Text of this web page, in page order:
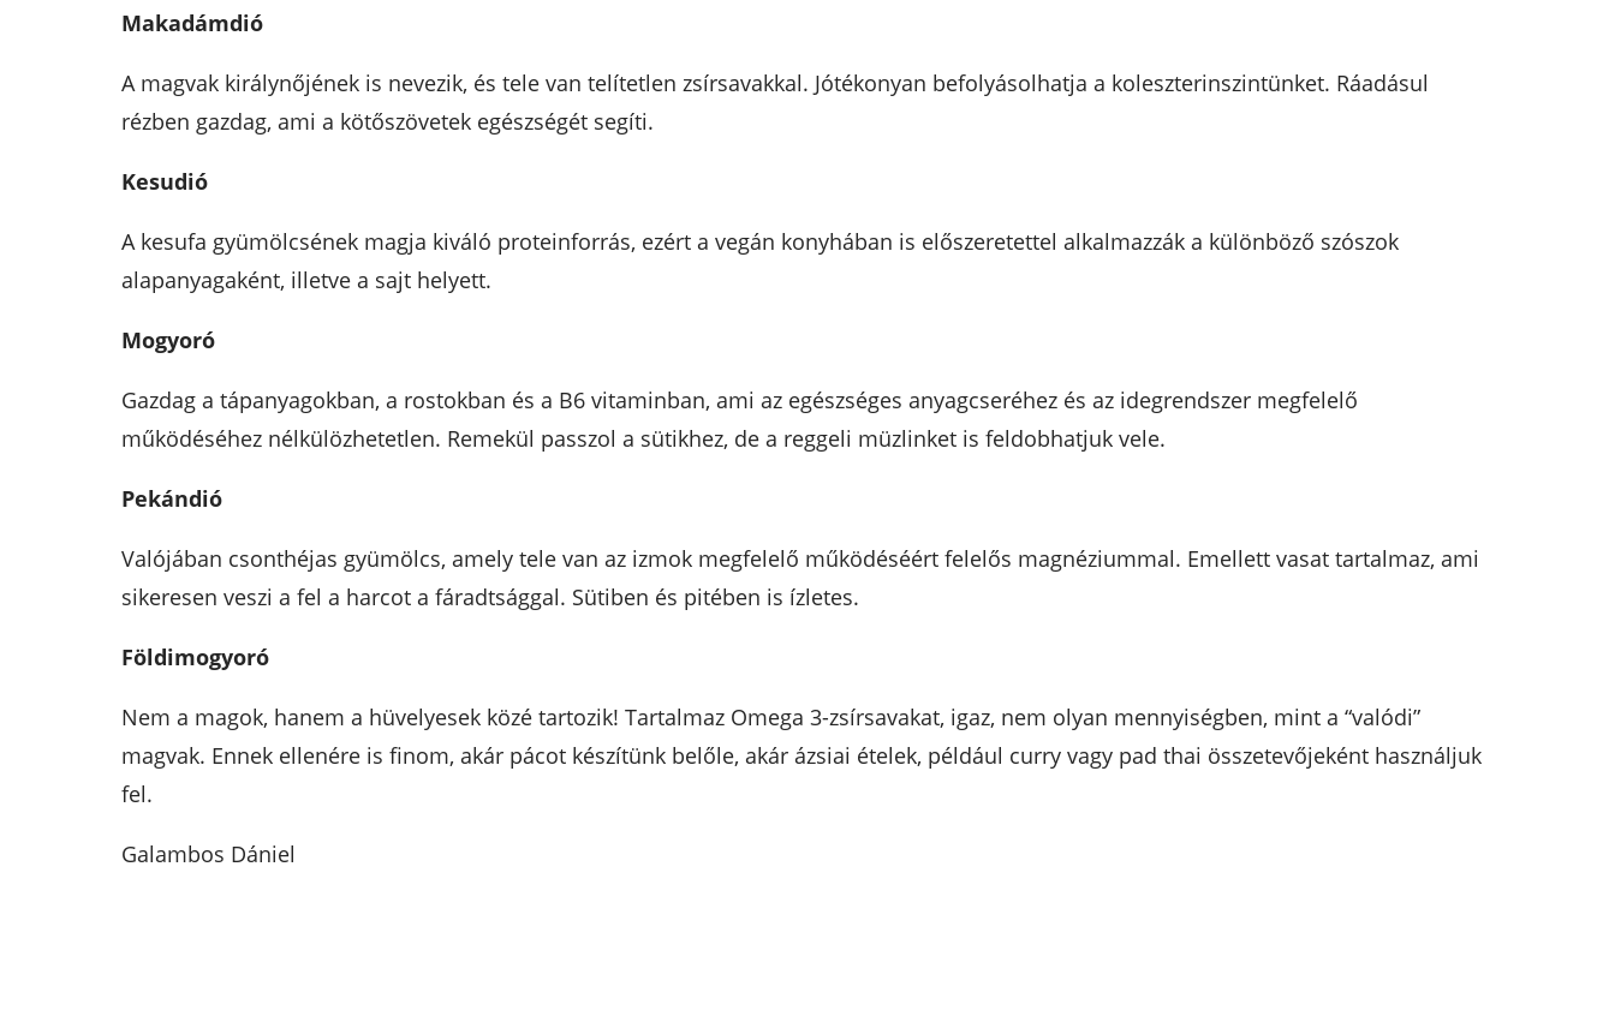
Makadámdió
A magvak királynőjének is nevezik, és tele van telítetlen zsírsavakkal. Jótékonyan befolyásolhatja a koleszterinszintünket. Ráadásul
rézben gazdag, ami a kötőszövetek egészségét segíti.
Kesudió
A kesufa gyümölcsének magja kiváló proteinforrás, ezért a vegán konyhában is előszeretettel alkalmazzák a különböző szószok
alapanyagaként, illetve a sajt helyett.
Mogyoró
Gazdag a tápanyagokban, a rostokban és a B6 vitaminban, ami az egészséges anyagcseréhez és az idegrendszer megfelelő
működéséhez nélkülözhetetlen. Remekül passzol a sütikhez, de a reggeli müzlinket is feldobhatjuk vele.
Pekándió
Valójában csonthéjas gyümölcs, amely tele van az izmok megfelelő működéséért felelős magnéziummal. Emellett vasat tartalmaz, ami
sikeresen veszi a fel a harcot a fáradtsággal. Sütiben és pitében is ízletes.
Földimogyoró
Nem a magok, hanem a hüvelyesek közé tartozik! Tartalmaz Omega 3-zsírsavakat, igaz, nem olyan mennyiségben, mint a “valódi”
magvak. Ennek ellenére is finom, akár pácot készítünk belőle, akár ázsiai ételek, például curry vagy pad thai összetevőjeként használjuk
fel.
Galambos Dániel